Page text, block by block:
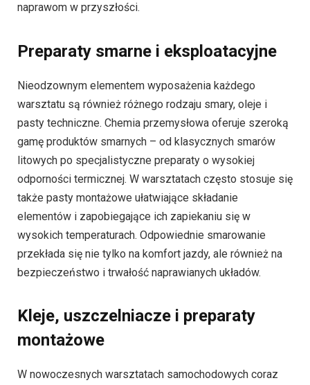
naprawom w przyszłości.
Preparaty smarne i eksploatacyjne
Nieodzownym elementem wyposażenia każdego
warsztatu są również różnego rodzaju smary, oleje i
pasty techniczne. Chemia przemysłowa oferuje szeroką
gamę produktów smarnych – od klasycznych smarów
litowych po specjalistyczne preparaty o wysokiej
odporności termicznej. W warsztatach często stosuje się
także pasty montażowe ułatwiające składanie
elementów i zapobiegające ich zapiekaniu się w
wysokich temperaturach. Odpowiednie smarowanie
przekłada się nie tylko na komfort jazdy, ale również na
bezpieczeństwo i trwałość naprawianych układów.
Kleje, uszczelniacze i preparaty
montażowe
W nowoczesnych warsztatach samochodowych coraz